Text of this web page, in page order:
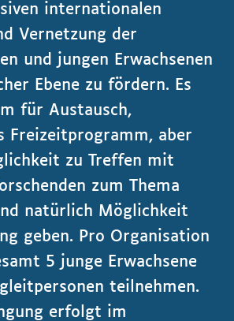
internationalen
Vernetzung der
und jungen Erwachsenen
Ebene zu fördern. Es
für Austausch,
Freizeitprogramm, aber
zu Treffen mit
zum Thema
natürlich Möglichkeit
geben. Pro Organisation
5 junge Erwachsene
teilnehmen.
erfolgt im